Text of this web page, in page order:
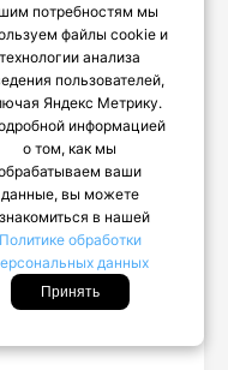
Для
отдыха,
время
потребностям мы
файлы cookie и
технологии анализа
пользователей,
Яндекс Метрику.
информацией
о том, как мы
ваши
данные, вы можете
в нашей
Политике обработки
данных
Принять